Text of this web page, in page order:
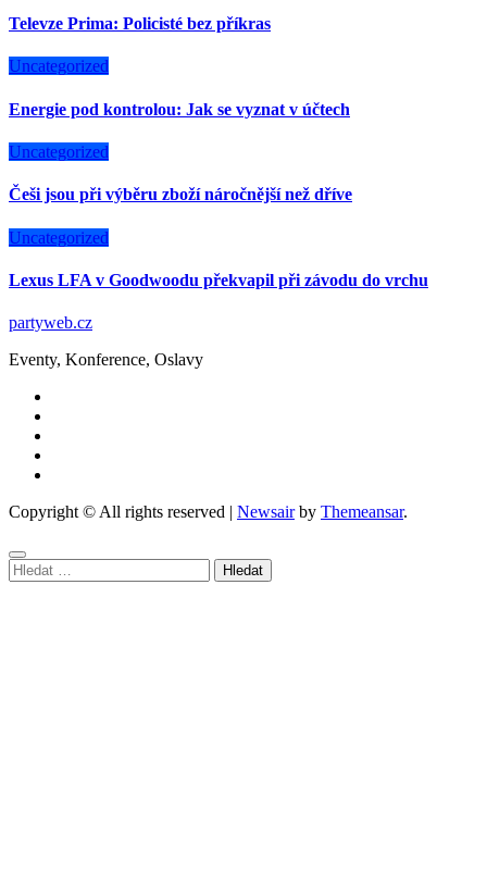
Televze Prima: Policisté bez příkras
Uncategorized
Energie pod kontrolou: Jak se vyznat v účtech
Uncategorized
Češi jsou při výběru zboží náročnější než dříve
Uncategorized
Lexus LFA v Goodwoodu překvapil při závodu do vrchu
partyweb.cz
Eventy, Konference, Oslavy
Copyright © All rights reserved | Newsairby Themeansar.
Vyhledávání